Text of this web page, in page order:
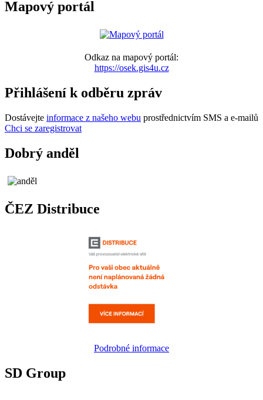
Mapový portál
Odkaz na mapový portál:
https://osek.gis4u.cz
Přihlášení k odběru zpráv
Dostávejte informace z našeho webu prostřednictvím SMS a e-mailů
Chci se zaregistrovat
Dobrý anděl
ČEZ Distribuce
Podrobné informace
SD Group